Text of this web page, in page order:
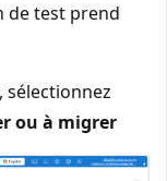
de test prend
sélectionnez
ou à migrer